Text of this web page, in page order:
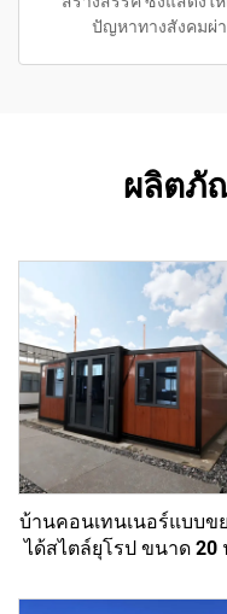
ปัญหาทางสังคมผ่
ผลิตภั
บ้านคอนเทนเนอร์แบบข
ได้สไตล์ยุโรป ขนาด 20
พาสำหรับประเทศ